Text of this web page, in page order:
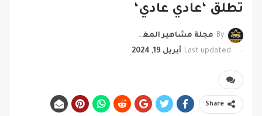
تطلق ‘عادي عادي‘
By مجلة مشاهير المغرب
Last updated أبريل 19, 2024
Share